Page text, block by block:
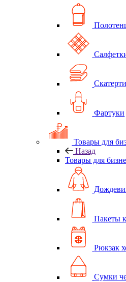
Скатерти
Фартуки
Товары для
Назад
Товары для
Пакеты
Рюкзак
Сумки